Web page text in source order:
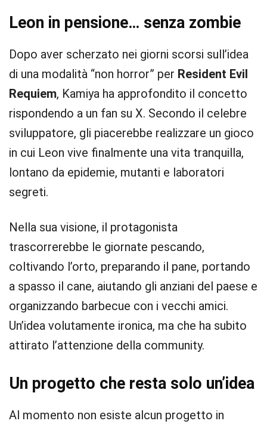
Leon in pensione… senza zombie
Dopo aver scherzato nei giorni scorsi sull’idea
di una modalità “non horror” per Resident Evil
Requiem, Kamiya ha approfondito il concetto
rispondendo a un fan su X. Secondo il celebre
sviluppatore, gli piacerebbe realizzare un gioco
in cui Leon vive finalmente una vita tranquilla,
lontano da epidemie, mutanti e laboratori
segreti.
Nella sua visione, il protagonista
trascorrerebbe le giornate pescando,
coltivando l’orto, preparando il pane, portando
a spasso il cane, aiutando gli anziani del paese e
organizzando barbecue con i vecchi amici.
Un’idea volutamente ironica, ma che ha subito
attirato l’attenzione della community.
Un progetto che resta solo un’idea
Al momento non esiste alcun progetto in